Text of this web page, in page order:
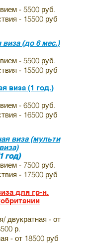
- 5500 руб.
- 15500 руб
виза (до 6 мес.)
- 5500 руб.
- 15500 руб
виза (1 год.)
- 6500 руб.
- 16500 руб
виза (мульти
виза)
год)
- 7500 руб.
- 17500 руб
для гр-н.
двукратная - от
р.
- от 18500 руб